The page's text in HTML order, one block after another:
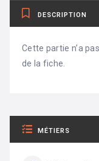
DESCRIPTION
Cette partie n’a
de la fiche.
MÉTIERS